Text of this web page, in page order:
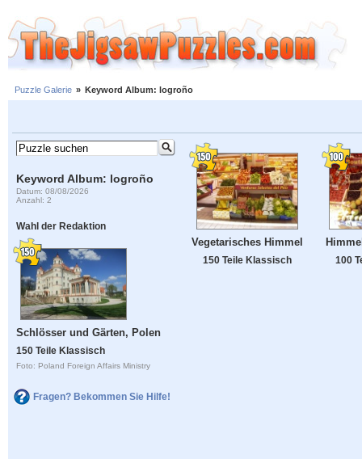
Puzzle Galerie » Keyword Album: logroño
Keyword Album: logroño
Datum: 08/08/2026
Anzahl: 2
Wahl der Redaktion
Schlösser und Gärten, Polen
150 Teile Klassisch
Foto: Poland Foreign Affairs Ministry
Fragen? Bekommen Sie Hilfe!
Vegetarisches Himmel
150 Teile Klassisch 100